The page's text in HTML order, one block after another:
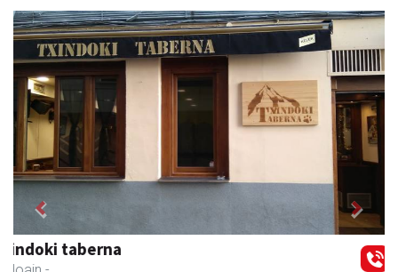
Li arropa eta osagarriak
Previous Next